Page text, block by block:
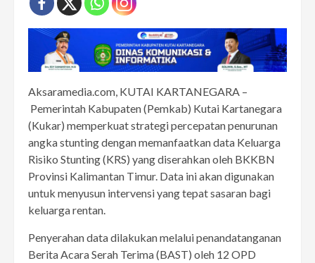
Aksaramedia.com, KUTAI KARTANEGARA –
Pemerintah Kabupaten (Pemkab) Kutai Kartanegara
(Kukar) memperkuat strategi percepatan penurunan
angka stunting dengan memanfaatkan data Keluarga
Risiko Stunting (KRS) yang diserahkan oleh BKKBN
Provinsi Kalimantan Timur. Data ini akan digunakan
untuk menyusun intervensi yang tepat sasaran bagi
keluarga rentan.
Penyerahan data dilakukan melalui penandatanganan
Berita Acara Serah Terima (BAST) oleh 12 OPD